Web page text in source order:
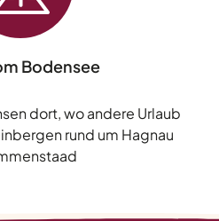
Bodensee
dort, wo andere Urlaub
rund um Hagnau